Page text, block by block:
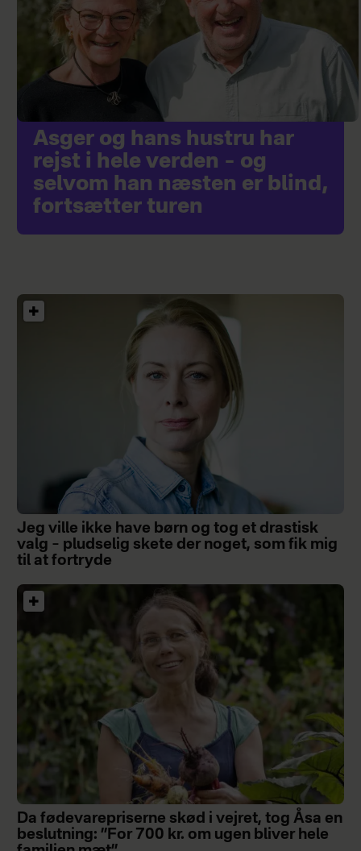
Asger og hans hustru har
rejst i hele verden – og
selvom han næsten er blind,
fortsætter turen
Jeg ville ikke have børn og tog et drastisk
valg – pludselig skete der noget, som fik mig
til at fortryde
Da fødevarepriserne skød i vejret, tog Åsa en
beslutning: ”For 700 kr. om ugen bliver hele